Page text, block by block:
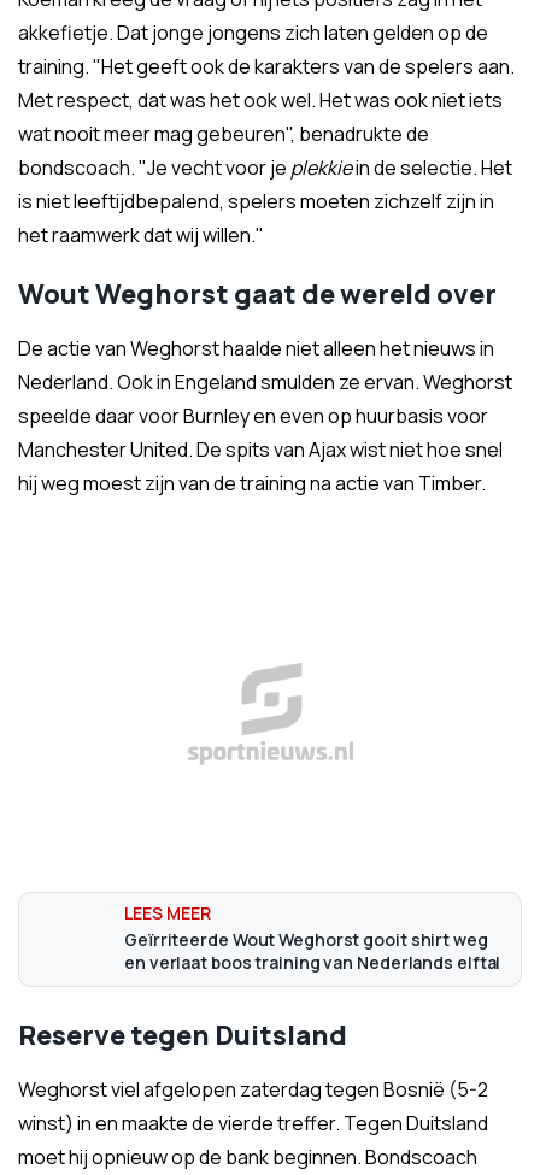
akkefietje. Dat jonge jongens zich laten gelden op de
training. "Het geeft ook de karakters van de spelers aan.
Met respect, dat was het ook wel. Het was ook niet iets
wat nooit meer mag gebeuren", benadrukte de
bondscoach. "Je vecht voor je plekkiein de selectie. Het
is niet leeftijdbepalend, spelers moeten zichzelf zijn in
het raamwerk dat wij willen."
Wout Weghorst gaat de wereld over
De actie van Weghorst haalde niet alleen het nieuws in
Nederland. Ook in Engeland smulden ze ervan. Weghorst
speelde daar voor Burnley en even op huurbasis voor
Manchester United. De spits van Ajax wist niet hoe snel
hij weg moest zijn van de training na actie van Timber.
Geïrriteerde Wout Weghorst gooit shirt weg
en verlaat boos training van Nederlands elftal
Reserve tegen Duitsland
Weghorst viel afgelopen zaterdag tegen Bosnië (5-2
winst) in en maakte de vierde treffer. Tegen Duitsland
moet hij opnieuw op de bank beginnen. Bondscoach